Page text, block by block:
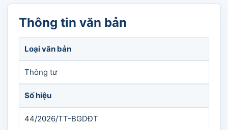
Thông tin văn bản
Loại văn bản
Thông tư
Số hiệu
44/2026/TT-BGDĐT